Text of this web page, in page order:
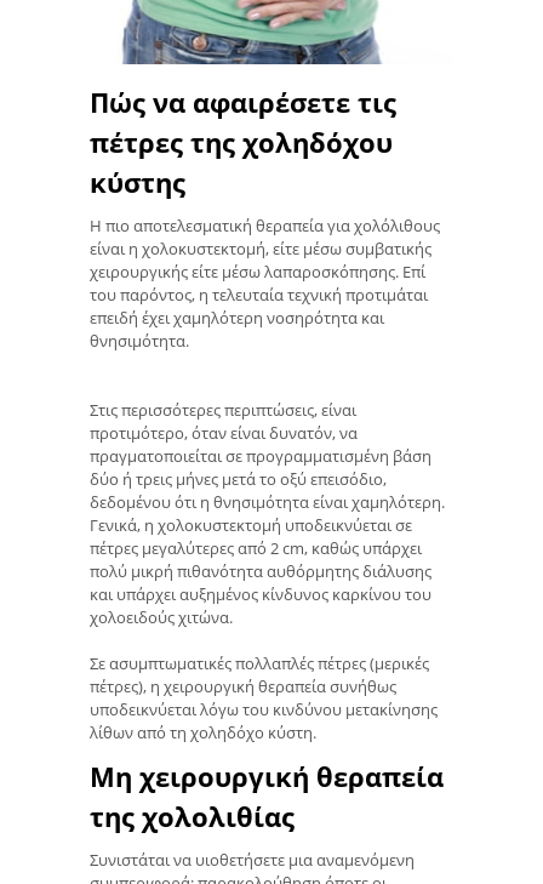
Πώς να αφαιρέσετε τις
πέτρες της χοληδόχου
κύστης
Η πιο αποτελεσματική θεραπεία για χολόλιθους
είναι η χολοκυστεκτομή, είτε μέσω συμβατικής
χειρουργικής είτε μέσω λαπαροσκόπησης. Επί
του παρόντος, η τελευταία τεχνική προτιμάται
επειδή έχει χαμηλότερη νοσηρότητα και
θνησιμότητα.
Στις περισσότερες περιπτώσεις, είναι
προτιμότερο, όταν είναι δυνατόν, να
πραγματοποιείται σε προγραμματισμένη βάση
δύο ή τρεις μήνες μετά το οξύ επεισόδιο,
δεδομένου ότι η θνησιμότητα είναι χαμηλότερη.
Γενικά, η χολοκυστεκτομή υποδεικνύεται σε
πέτρες μεγαλύτερες από 2 cm, καθώς υπάρχει
πολύ μικρή πιθανότητα αυθόρμητης διάλυσης
και υπάρχει αυξημένος κίνδυνος καρκίνου του
χολοειδούς χιτώνα.
Σε ασυμπτωματικές πολλαπλές πέτρες (μερικές
πέτρες), η χειρουργική θεραπεία συνήθως
υποδεικνύεται λόγω του κινδύνου μετακίνησης
λίθων από τη χοληδόχο κύστη.
Μη χειρουργική θεραπεία
της χολολιθίας
Συνιστάται να υιοθετήσετε μια αναμενόμενη